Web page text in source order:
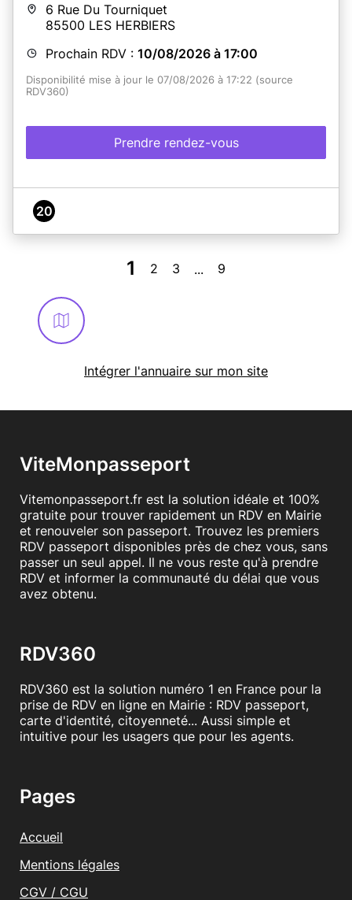
6 Rue Du Tourniquet
85500 LES HERBIERS
Prochain RDV : 10/08/2026 à 17:00
Disponibilité mise à jour le 07/08/2026 à 17:22 (source
RDV360)
Prendre rendez-vous
20
1 2 3 ... 9
Intégrer l'annuaire sur mon site
ViteMonpasseport
Vitemonpasseport.fr est la solution idéale et 100%
gratuite pour trouver rapidement un RDV en Mairie
et renouveler son passeport. Trouvez les premiers
RDV passeport disponibles près de chez vous, sans
passer un seul appel. Il ne vous reste qu'à prendre
RDV et informer la communauté du délai que vous
avez obtenu.
RDV360
RDV360 est la solution numéro 1 en France pour la
prise de RDV en ligne en Mairie : RDV passeport,
carte d'identité, citoyenneté... Aussi simple et
intuitive pour les usagers que pour les agents.
Pages
Accueil
Mentions légales
CGV / CGU